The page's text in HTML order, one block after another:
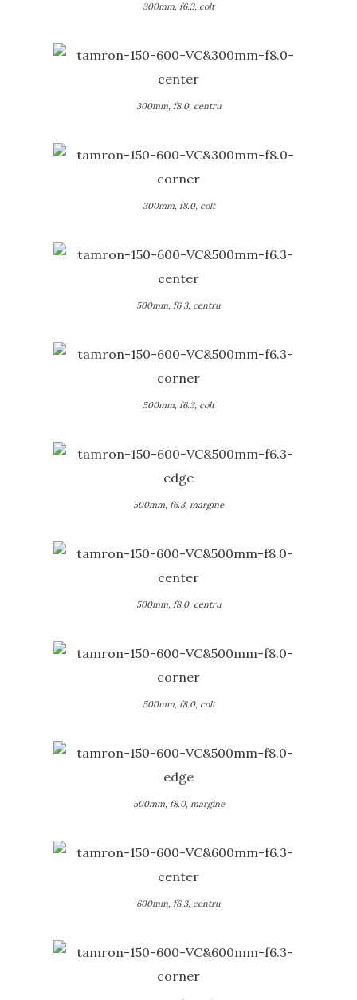
300mm, f6.3, colt
300mm, f8.0, centru
300mm, f8.0, colt
500mm, f6.3, centru
500mm, f6.3, colt
500mm, f6.3, margine
500mm, f8.0, centru
500mm, f8.0, colt
500mm, f8.0, margine
600mm, f6.3, centru